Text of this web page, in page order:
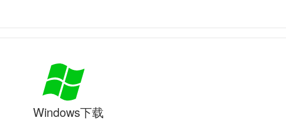
Windows下载